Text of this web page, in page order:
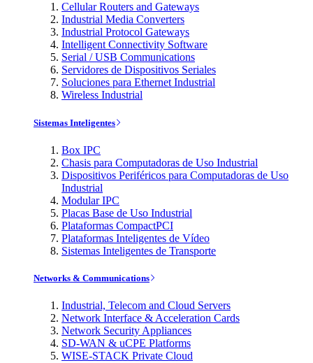
Cellular Routers and Gateways
Industrial Media Converters
Industrial Protocol Gateways
Intelligent Connectivity Software
Serial / USB Communications
Servidores de Dispositivos Seriales
Soluciones para Ethernet Industrial
Wireless Industrial
Sistemas Inteligentes
Box IPC
Chasis para Computadoras de Uso Industrial
Dispositivos Periféricos para Computadoras de Uso
Industrial
Modular IPC
Placas Base de Uso Industrial
Plataformas CompactPCI
Plataformas Inteligentes de Vídeo
Sistemas Inteligentes de Transporte
Networks & Communications
Industrial, Telecom and Cloud Servers
Network Interface & Acceleration Cards
Network Security Appliances
SD-WAN & uCPE Platforms
WISE-STACK Private Cloud